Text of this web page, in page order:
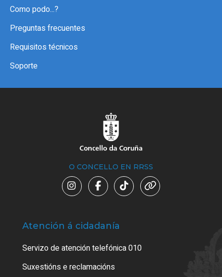
Como podo...?
Preguntas frecuentes
Requisitos técnicos
Soporte
O CONCELLO EN RRSS
Atención á cidadanía
Servizo de atención telefónica 010
Suxestións e reclamacións